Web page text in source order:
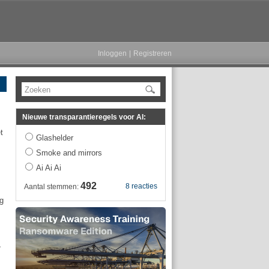
Inloggen Registreren
Zoeken
Nieuwe transparantieregels voor AI:
Glashelder
Smoke and mirrors
Ai Ai Ai
8 reacties
Aantal stemmen: 492